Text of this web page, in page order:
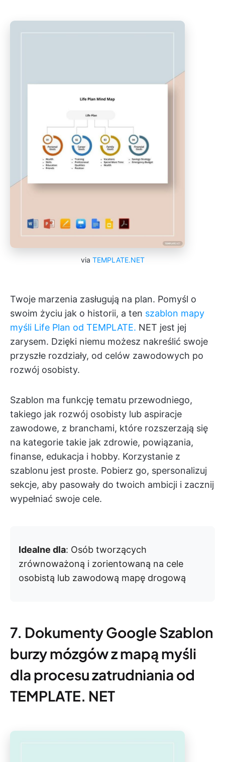
via TEMPLATE.NET
Twoje marzenia zasługują na plan. Pomyśl o
swoim życiu jak o historii, a ten szablon mapy
myśli Life Plan od TEMPLATE. NET jest jej
zarysem. Dzięki niemu możesz nakreślić swoje
przyszłe rozdziały, od celów zawodowych po
rozwój osobisty.
Szablon ma funkcję tematu przewodniego,
takiego jak rozwój osobisty lub aspiracje
zawodowe, z branchami, które rozszerzają się
na kategorie takie jak zdrowie, powiązania,
finanse, edukacja i hobby. Korzystanie z
szablonu jest proste. Pobierz go, spersonalizuj
sekcje, aby pasowały do twoich ambicji i zacznij
wypełniać swoje cele.
Idealne dla: Osób tworzących
zrównoważoną i zorientowaną na cele
osobistą lub zawodową mapę drogową
7. Dokumenty Google Szablon
burzy mózgów z mapą myśli
dla procesu zatrudniania od
TEMPLATE. NET